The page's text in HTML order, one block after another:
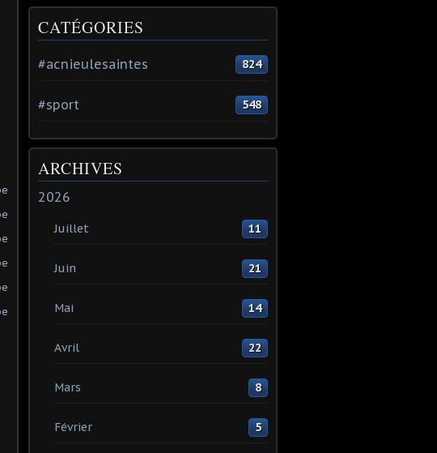
CATÉGORIES
#acnieulesaintes 824
#sport 548
ARCHIVES
2026
Juillet 11
Juin 21
Mai 14
Avril 22
Mars 8
Février 5